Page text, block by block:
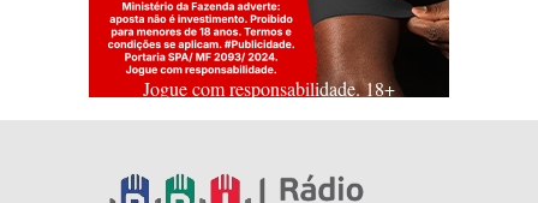
Jogue com responsabilidade. 18+